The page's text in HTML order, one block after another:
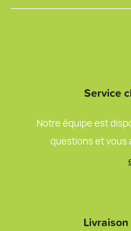
Service
Notre équipe est
questions et vous